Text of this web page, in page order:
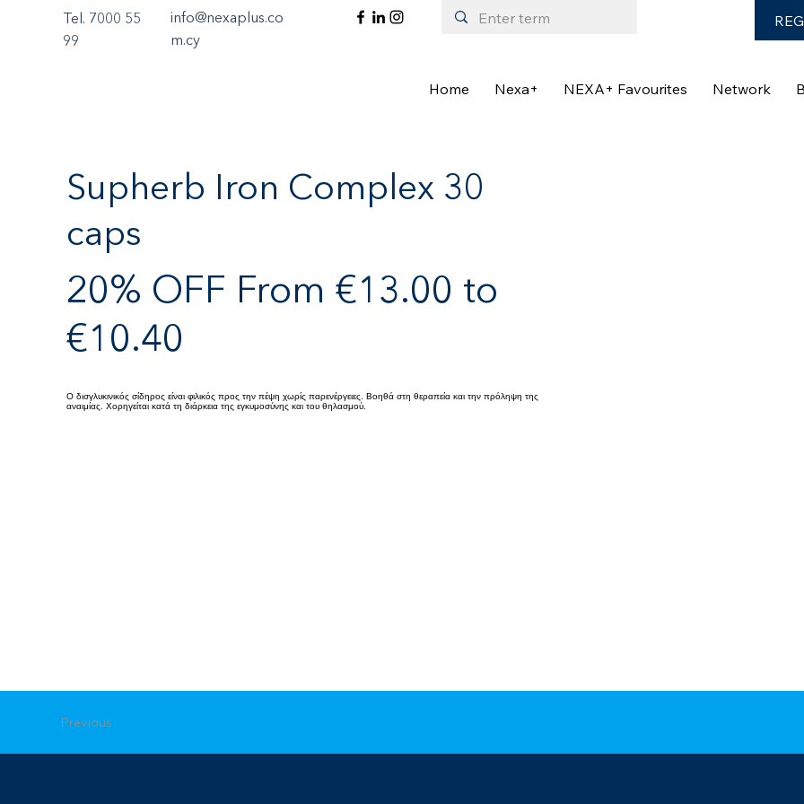
Home Nexa+ NEXA+ Favourites Network
Tel. 7000 55
99
info@nexaplus.co
m.cy
Supherb Iron Complex 30
caps
20% OFF From €13.00 to
€10.40
Ο δισγλυκινικός σίδηρος είναι φιλικός προς την πέψη χωρίς παρενέργειες. Βοηθά στη θεραπεία και την πρόληψη της
αναιμίας. Χορηγείται κατά τη διάρκεια της εγκυμοσύνης και του θηλασμού.
Previous